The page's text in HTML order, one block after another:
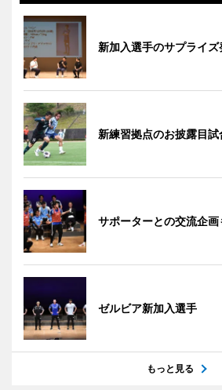
新加入選手のサプライズ
新練習拠点のお披露目試
サポーターとの交流企画
ゼルビア新加入選手
もっと見る